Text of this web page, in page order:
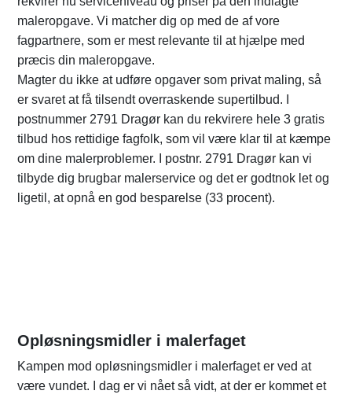
maleropgave. Vi matcher dig op med de af vore
fagpartnere, som er mest relevante til at hjælpe med
præcis din maleropgave.
Magter du ikke at udføre opgaver som privat maling, så
er svaret at få tilsendt overraskende supertilbud. I
postnummer 2791 Dragør kan du rekvirere hele 3 gratis
tilbud hos rettidige fagfolk, som vil være klar til at kæmpe
om dine malerproblemer. I postnr. 2791 Dragør kan vi
tilbyde dig brugbar malerservice og det er godtnok let og
ligetil, at opnå en god besparelse (33 procent).
Opløsningsmidler i malerfaget
Kampen mod opløsningsmidler i malerfaget er ved at
være vundet. I dag er vi nået så vidt, at der er kommet et